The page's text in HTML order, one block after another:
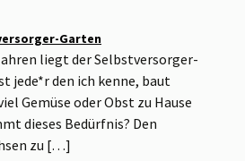
Garten
liegt der Selbstversorger-
jede*r den ich kenne, baut
Gemüse oder Obst zu Hause
dieses Bedürfnis? Den
zu […]